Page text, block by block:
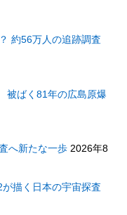
約56万人の追跡調査
被ばく81年の広島原爆
へ新たな一歩 2026年8
描く日本の宇宙探査